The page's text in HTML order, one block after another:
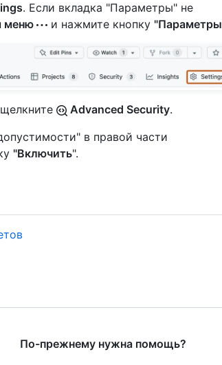
. Если вкладка "Параметры" не
меню и нажмите кнопку "Параметры
Advanced Security.
в правой части
"Включить".
По-прежнему нужна помощь?